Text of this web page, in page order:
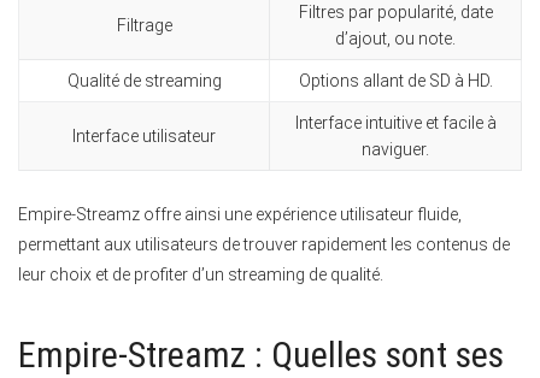
Filtrage
Filtres par popularité, date
d’ajout, ou note.
Qualité de streaming Options allant de SD à HD.
Interface utilisateur
Interface intuitive et facile à
naviguer.
Empire-Streamz offre ainsi une expérience utilisateur fluide,
permettant aux utilisateurs de trouver rapidement les contenus de
leur choix et de profiter d’un streaming de qualité.
Empire-Streamz : Quelles sont ses